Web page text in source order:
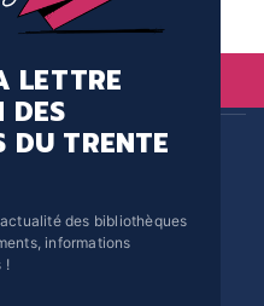
LETTRE
DES
DU TRENTE
des bibliothèques
informations
!